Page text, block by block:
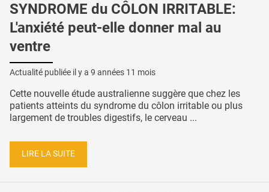
SYNDROME du CÔLON IRRITABLE:
L'anxiété peut-elle donner mal au
ventre
Actualité publiée il y a 9 années 11 mois
Cette nouvelle étude australienne suggère que chez les
patients atteints du syndrome du côlon irritable ou plus
largement de troubles digestifs, le cerveau ...
LIRE LA SUITE